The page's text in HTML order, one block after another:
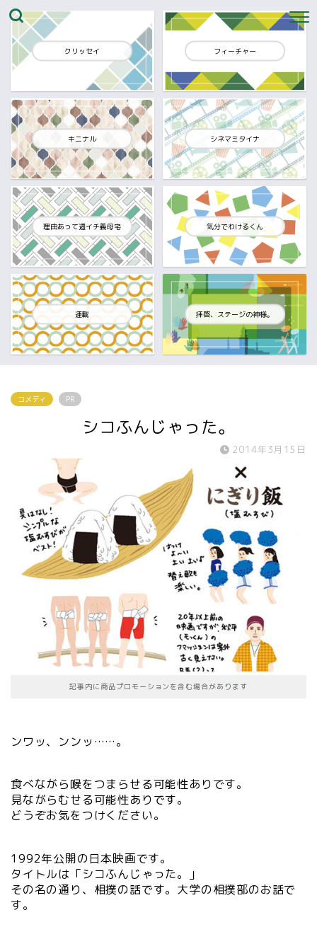
クリッセイ フィーチャー
キニナル シネマミタイナ
理由あって週イチ義母宅 気分でわけるくん
連載 拝啓、ステージの神様。
コメディ PR
シコふんじゃった。
2014年3月15日
記事内に商品プロモーションを含む場合があります
ンワッ、ンンッ……。
食べながら喉をつまらせる可能性ありです。
見ながらむせる可能性ありです。
どうぞお気をつけください。
1992年公開の日本映画です。
タイトルは「シコふんじゃった。」
その名の通り、相撲の話です。大学の相撲部のお話で
す。